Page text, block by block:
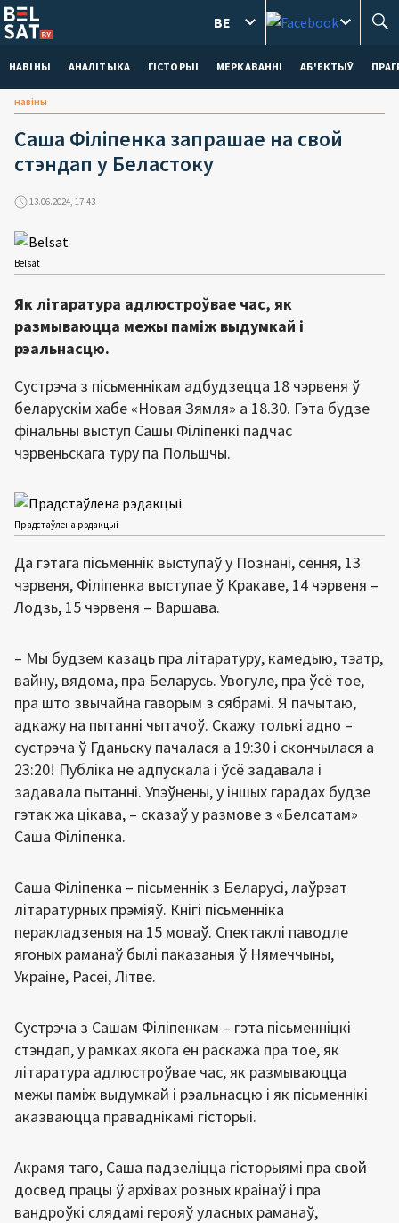
НАВІНЫ АНАЛІТЫКА ГІСТОРЫІ МЕРКАВАННI АБ'ЕКТЫЎ
BE
навіны
Саша Філіпенка запрашае на свой
стэндап у Беластоку
13.06.2024, 17:43
Belsat
Як літаратура адлюстроўвае час, як
размываюцца межы паміж выдумкай і
рэальнасцю.
Сустрэча з пісьменнікам адбудзецца 18 чэрвеня ў
беларускім хабе «Новая Зямля» а 18.30. Гэта будзе
фінальны выступ Сашы Філіпенкі падчас
чэрвеньскага туру па Польшчы.
Прадстаўлена рэдакцыі
Да гэтага пісьменнік выступаў у Познані, сёння, 13
чэрвеня, Філіпенка выступае ў Кракаве, 14 чэрвеня –
Лодзь, 15 чэрвеня – Варшава.
– Мы будзем казаць пра літаратуру, камедыю, тэатр,
вайну, вядома, пра Беларусь. Увогуле, пра ўсё тое,
пра што звычайна гаворым з сябрамі. Я пачытаю,
адкажу на пытанні чытачоў. Скажу толькі адно –
сустрэча ў Гданьску пачалася а 19:30 і скончылася а
23:20! Публіка не адпускала і ўсё задавала і
задавала пытанні. Упэўнены, у іншых гарадах будзе
гэтак жа цікава, – сказаў у размове з «Белсатам»
Саша Філіпенка.
Саша Філіпенка – пісьменнік з Беларусі, лаўрэат
літаратурных прэміяў. Кнігі пісьменніка
перакладзеныя на 15 моваў. Спектаклі паводле
ягоных раманаў былі паказаныя ў Нямеччыны,
Украіне, Расеі, Літве.
Сустрэча з Сашам Філіпенкам – гэта пісьменніцкі
стэндап, у рамках якога ён раскажа пра тое, як
літаратура адлюстроўвае час, як размываюцца
межы паміж выдумкай і рэальнасцю і як пісьменнікі
аказваюцца праваднікамі гісторыі.
Акрамя таго, Саша падзеліцца гісторыямі пра свой
досвед працы ў архівах розных краінаў і пра
вандроўкі слядамі герояў уласных раманаў,